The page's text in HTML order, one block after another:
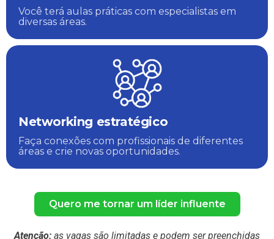
Você terá aulas práticas com especialistas em
diversas áreas.
Networking estratégico
Faça conexões com profissionais de diferentes
áreas e crie novas oportunidades.
Quero me tornar um líder influente
Atenção: as vagas são limitadas e podem ser preenchidas